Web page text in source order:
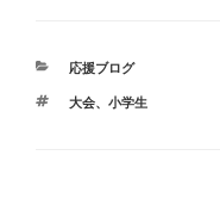
カ
ゴ
応援ブログ
タ
大会、 小学生